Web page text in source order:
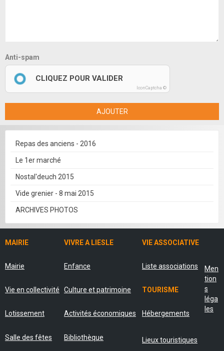
Anti-spam
CLIQUEZ POUR VALIDER
IconCaptcha ©
AJOUTER
Repas des anciens - 2016
Le 1er marché
Nostal'deuch 2015
Vide grenier - 8 mai 2015
ARCHIVES PHOTOS
MAIRIE VIVRE A LIESLE VIE ASSOCIATIVE
Mairie Enfance Liste associations
Vie en collectivité Culture et patrimoine TOURISME
Lotissement Activités économiques Hébergements
Salle des fêtes Bibliothèque Lieux touristiques
Men
tion
s
léga
les